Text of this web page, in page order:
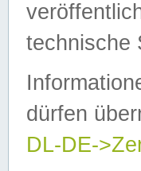
technische
dürfen
DL-DE-